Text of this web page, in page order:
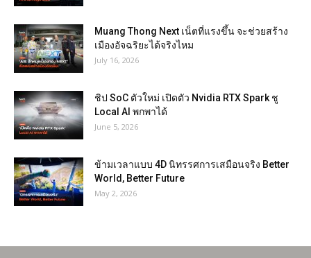
Muang Thong Next เน็ตที่แรงขึ้น จะช่วยสร้าง
เมืองอัจฉริยะได้จริงไหม
July 16, 2026
ชิป SoC ตัวใหม่ เปิดตัว Nvidia RTX Spark ชู
Local AI พกพาได้
June 5, 2026
ข้ามเวลาแบบ 4D นิทรรศการเสมือนจริง Better
World, Better Future
May 2, 2026